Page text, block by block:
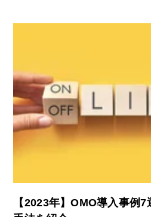
【2023年】OMO導入事例